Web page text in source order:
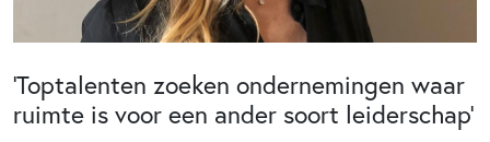
‘Toptalenten zoeken ondernemingen waar
ruimte is voor een ander soort leiderschap’